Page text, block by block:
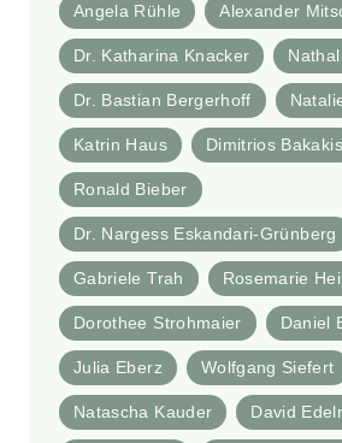
Angela Rühle Alexander
Dr. Katharina Knacker
Dr. Bastian Bergerhoff
Katrin Haus Dimitrios Bakakis
Ronald Bieber
Dr. Nargess Eskandari-Grünberg
Gabriele Trah Rosemarie
Dorothee Strohmaier Daniel
Julia Eberz Wolfgang Siefert
Natascha Kauder David